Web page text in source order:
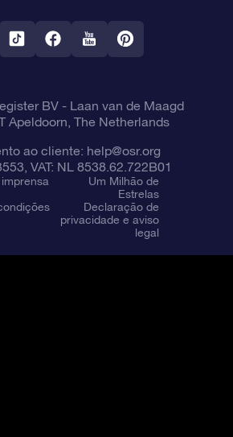
Fly me to the stars
BV- Laan van de Maagd
Apeldoorn, The Netherlands
ao cliente: help@osr.org
VAT: NL 8538.62.722B01
Um Milhão de
Estrelas
Declaração de
privacidade e aviso
legal